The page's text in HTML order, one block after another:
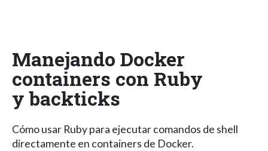
Manejando Docker
containers con Ruby
y backticks
Cómo usar Ruby para ejecutar comandos de shell
directamente en containers de Docker.